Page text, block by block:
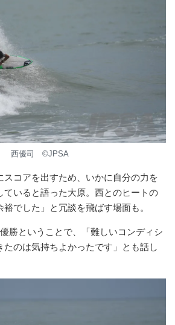
西優司 ©️JPSA
スコアを出すため、いかに自分の力を
ていると語った大原。西とのヒートの
でした」と冗談を飛ばす場面も。
勝ということで、「難しいコンディシ
たのは気持ちよかったです」とも話し